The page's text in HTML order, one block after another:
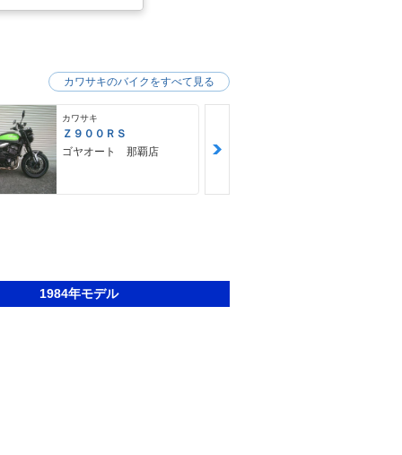
カワサキ
Ｚ９００ＲＳ
ゴヤオート 那覇店
カワサキのバイクをすべて見る
1984年モデル